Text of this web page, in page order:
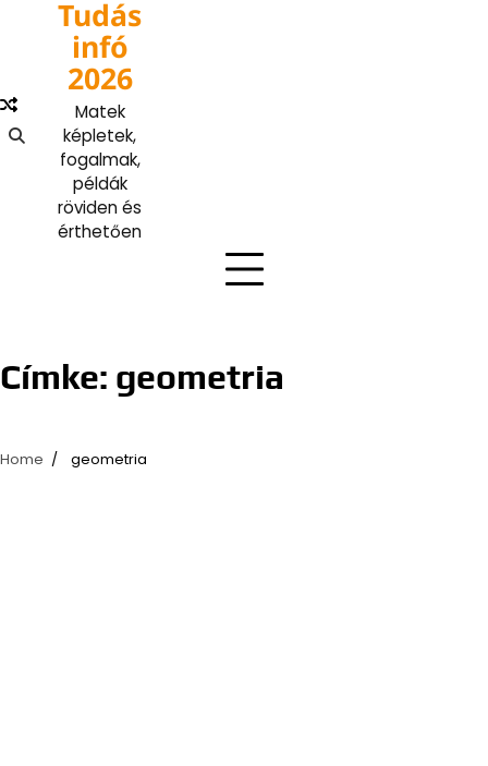
Tudás
infó
2026
Matek
képletek,
fogalmak,
példák
röviden és
érthetően
Címke: geometria
Home geometria